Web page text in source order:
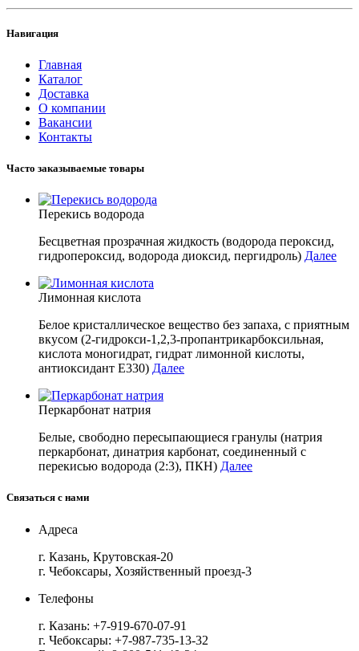
Навигация
Главная
Каталог
Доставка
О компании
Вакансии
Контакты
Часто заказываемые товары
Перекись водорода
Бесцветная прозрачная жидкость (водорода пероксид,
гидропероксид, водорода диоксид, пергидроль) Далее
Лимонная кислота
Белое кристаллическое вещество без запаха, с приятным
вкусом (2-гидрокси-1,2,3-пропантрикарбоксильная,
кислота моногидрат, гидрат лимонной кислоты,
антиоксидант E330) Далее
Перкарбонат натрия
Белые, свободно пересыпающиеся гранулы (натрия
перкарбонат, динатрия карбонат, соединенный с
перекисью водорода (2:3), ПКН) Далее
Связаться с нами
Адреса
г. Казань, Крутовская-20
г. Чебоксары, Хозяйственный проезд-3
Телефоны
г. Казань: +7-919-670-07-91
г. Чебоксары: +7-987-735-13-32